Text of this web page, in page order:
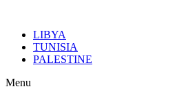
contenuLIBYA
TUNISIA
PALESTINE
Menu